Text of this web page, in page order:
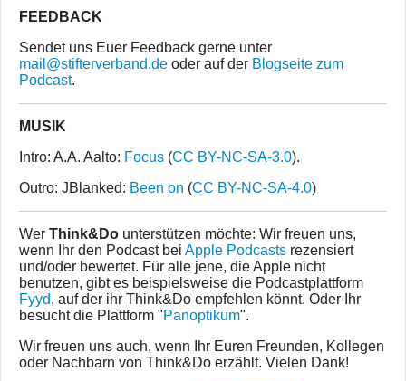
FEEDBACK
Sendet uns Euer Feedback gerne unter
mail@stifterverband.de oder auf der Blogseite zum
Podcast.
MUSIK
Intro: A.A. Aalto: Focus (CC BY-NC-SA-3.0).
Outro: JBlanked: Been on (CC BY-NC-SA-4.0)
Wer Think&Do unterstützen möchte: Wir freuen uns,
wenn Ihr den Podcast bei Apple Podcasts rezensiert
und/oder bewertet. Für alle jene, die Apple nicht
benutzen, gibt es beispielsweise die Podcastplattform
Fyyd, auf der ihr Think&Do empfehlen könnt. Oder Ihr
besucht die Plattform "Panoptikum".
Wir freuen uns auch, wenn Ihr Euren Freunden, Kollegen
oder Nachbarn von Think&Do erzählt. Vielen Dank!